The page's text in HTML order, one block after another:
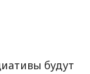
будут